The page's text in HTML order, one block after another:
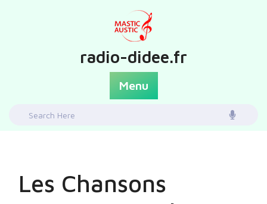
radio-didee.fr
Menu
Search
Les Chansons